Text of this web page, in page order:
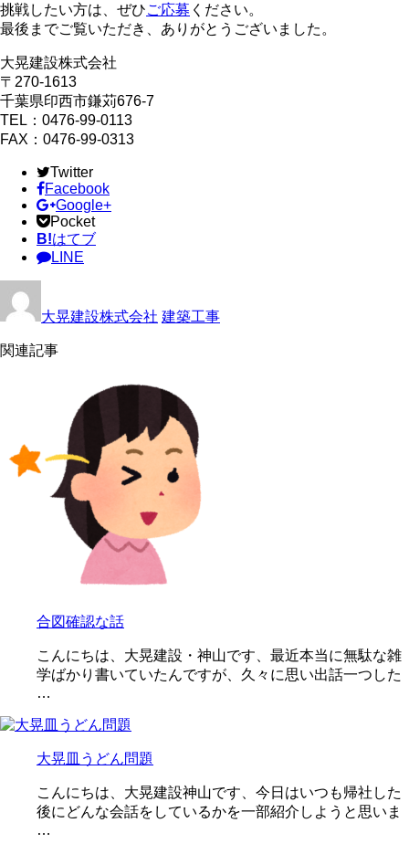
挑戦したい方は、ぜひご応募 ください。
最後までご覧いただき、ありがとうございました。
大晃建設株式会社
〒270-1613
千葉県印西市鎌苅676-7
TEL：0476-99-0113
FAX：0476-99-0313
Twitter
Facebook
Google+
Pocket
B!はてブ
LINE
大晃建設株式会社 建築工事
関連記事
合図確認な話
こんにちは、大晃建設・神山です、最近本当に無駄な雑
学ばかり書いていたんですが、久々に思い出話一つした
…
大晃皿うどん問題
こんにちは、大晃建設神山です、今日はいつも帰社した
後にどんな会話をしているかを一部紹介しようと思いま
…